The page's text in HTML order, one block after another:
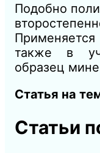
Подобно
также в
образец
Cтатья на
Статьи